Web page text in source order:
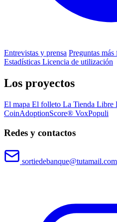
Entrevistas y prensa Preguntas
Estadísticas Licencia de utilización
Los proyectos
El mapa El folleto La Tienda Libre
CoinAdoptionScore® VoxPopuli
Redes y contactos
sortiedebanque@tutamail.com